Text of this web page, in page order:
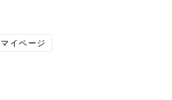
マイページ